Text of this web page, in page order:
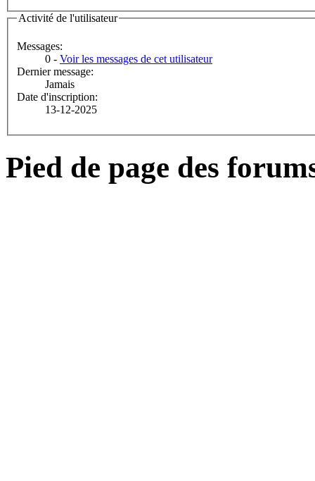
Activité de l'utilisateur
Messages:
0 - Voir les messages de cet utilisateur
Dernier message:
Jamais
Date d'inscription:
13-12-2025
Pied de page des